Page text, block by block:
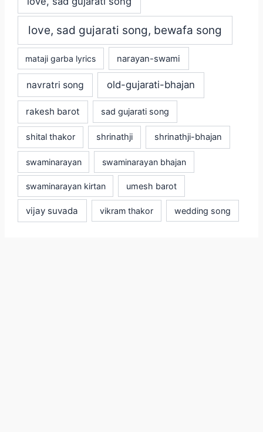
love, sad gujarati song, bewafa song
mataji garba lyrics narayan-swami
navratri song old-gujarati-bhajan
rakesh barot sad gujarati song
shital thakor shrinathji shrinathji-bhajan
swaminarayan swaminarayan bhajan
swaminarayan kirtan umesh barot
vijay suvada vikram thakor wedding song